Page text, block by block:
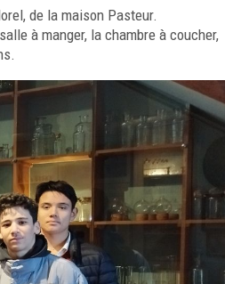
de la maison Pasteur.
à manger, la chambre à coucher,